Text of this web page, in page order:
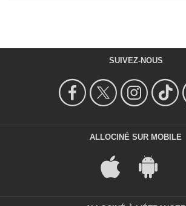
SUIVEZ-NOUS
ALLOCINÉ SUR MOBILE